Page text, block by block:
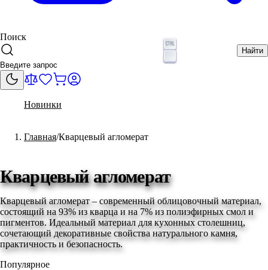
Поиск
Найти
Новинки
Главная Кварцевый агломерат
Кварцевый агломерат
Кварцевый агломерат – современный облицовочный материал,
состоящий на 93% из кварца и на 7% из полиэфирных смол и
пигментов. Идеальный материал для кухонных столешниц,
сочетающий декоративные свойства натурального камня,
практичность и безопасность.
Популярное